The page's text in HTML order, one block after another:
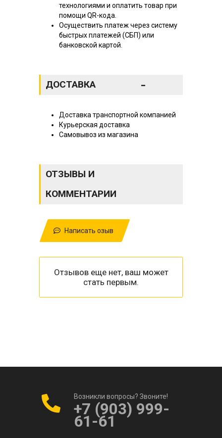
технологиями и оплатить товар при
помощи QR-кода.
Осуществить платеж через систему
быстрых платежей (СБП) или
банковской картой.
ДОСТАВКА -
Доставка транспортной компанией
Курьерская доставка
Самовывоз из магазина
ОТЗЫВЫ И
КОММЕНТАРИИ
Написать озыв
Отзывов еще нет, ваш может
стать первым.
Возникли вопросы? Звоните!
+7 (903) 999-
61-61